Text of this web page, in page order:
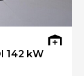
142 kW